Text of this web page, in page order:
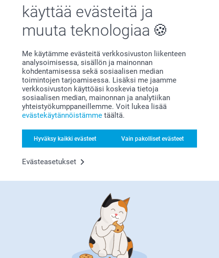
käyttää evästeitä ja
muuta teknologiaa
Me käytämme evästeitä verkkosivuston liikenteen
analysoimisessa, sisällön ja mainonnan
kohdentamisessa sekä sosiaalisen median
toimintojen tarjoamisessa. Lisäksi me jaamme
verkkosivuston käyttöäsi koskevia tietoja
sosiaalisen median, mainonnan ja analytiikan
yhteistyökumppaneillemme. Voit lukea lisää
evästekäytännöistämme täältä.
Hyväksy kaikki evästeet Vain pakolliset evästeet
Evästeasetukset
Tyytyväisyystakuu
Bonusta kaikista tilauksista
Etsitkö inspiraatiota?